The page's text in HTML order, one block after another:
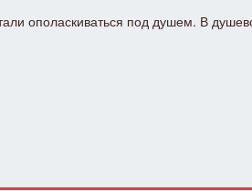
ополаскиваться под душем. В